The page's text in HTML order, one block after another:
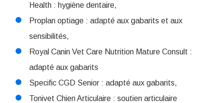
Health : hygiène dentaire,
Proplan optiage : adapté aux gabarits et aux
sensibilités,
Royal Canin Vet Care Nutrition Mature Consult :
adapté aux gabarits
Specific CGD Senior : adapté aux gabarits,
Tonivet Chien Articulaire : soutien articulaire